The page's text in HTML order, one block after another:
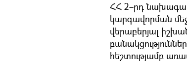
ՀՀ 2–րդ
կարգավորման մեջ
վերաբերյալ
հեշտությամբ